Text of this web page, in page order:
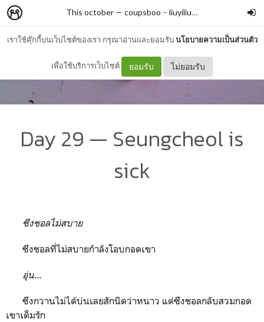
เราใช้คุ๊กกี้บนเว็บไซต์ของเรา กรุณาอ่านและยอมรับนโยบายความเป็นส่วนตัว
เพื่อใช้บริการเว็บไซต์ ยอมรับ ไม่ยอมรับ
This october — coupsboo – liuyiliuba
Day 29 — Seungcheol is
sick
ซึงชอลไม่สบาย
ซึงชอลที่ไม่สบายกำลังโอบกอดเขา
อุ่น...
ซึงกวานไม่ได้บ่นเลยสักนิดว่าหนาว แต่ซึงชอลกลับสวมกอด
เขาเต็มรัก